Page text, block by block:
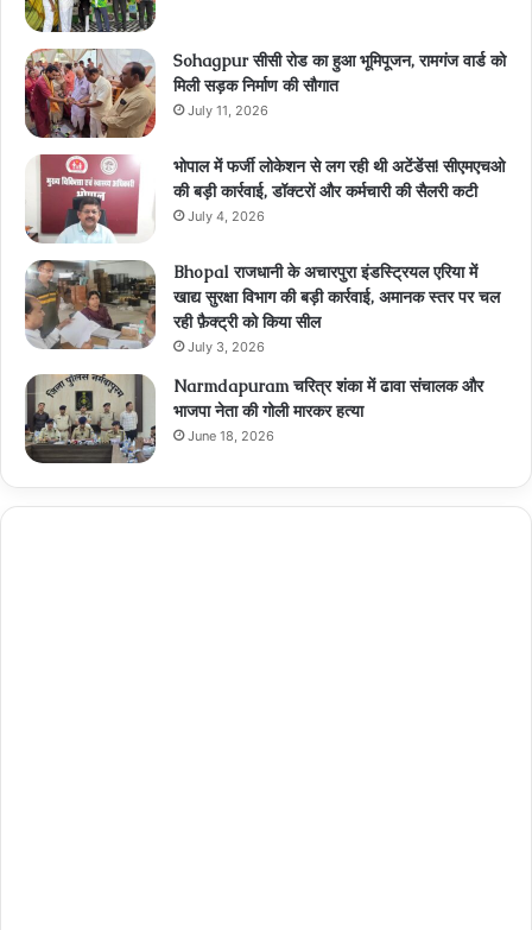
Sohagpur सीसी रोड का हुआ भूमिपूजन, रामगंज वार्ड को
मिली सड़क निर्माण की सौगात
July 11, 2026
भोपाल में फर्जी लोकेशन से लग रही थी अटेंडेंस! सीएमएचओ
की बड़ी कार्रवाई, डॉक्टरों और कर्मचारी की सैलरी कटी
July 4, 2026
Bhopal राजधानी के अचारपुरा इंडस्ट्रियल एरिया में
खाद्य सुरक्षा विभाग की बड़ी कार्रवाई, अमानक स्तर पर चल
रही फ़ैक्ट्री को किया सील
July 3, 2026
Narmdapuram चरित्र शंका में ढावा संचालक और
भाजपा नेता की गोली मारकर हत्या
June 18, 2026